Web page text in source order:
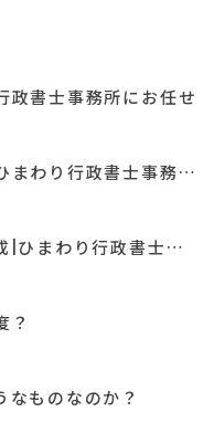
政書士事務所にお任せ
宇都宮で相続に関するご相談はひまわり行政書士事務所へ
宇都宮でエンディングノート作成|ひまわり行政書士事務所
？
なものなのか？